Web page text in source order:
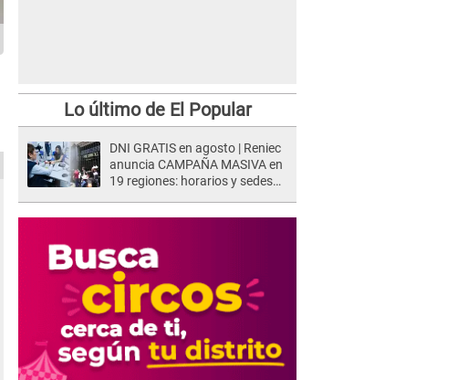
Lo último de El Popular
DNI GRATIS en agosto | Reniec
anuncia CAMPAÑA MASIVA en
19 regiones: horarios y sedes